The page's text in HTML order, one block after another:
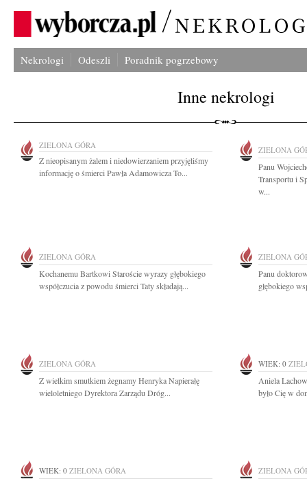
Nekrologi Odeszli Poradnik pogrzebowy
Inne nekrologi
ZIELONA GÓRA
Z nieopisanym żalem i niedowierzaniem przyjęliśmy
informację o śmierci Pawła Adamowicza To...
ZIELONA
Panu
Transportu i
w...
ZIELONA GÓRA
Kochanemu Bartkowi Staroście wyrazy głębokiego
współczucia z powodu śmierci Taty składają...
ZIELONA
Panu
głębokiego
ZIELONA GÓRA
Z wielkim smutkiem żegnamy Henryka Napierałę
wieloletniego Dyrektora Zarządu Dróg...
WIEK: 0
Aniela
było Cię w
WIEK: 0 ZIELONA GÓRA ZIELONA